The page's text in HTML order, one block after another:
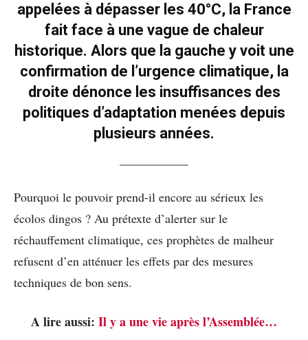
appelées à dépasser les 40°C, la France
fait face à une vague de chaleur
historique. Alors que la gauche y voit une
confirmation de l’urgence climatique, la
droite dénonce les insuffisances des
politiques d’adaptation menées depuis
plusieurs années.
Pourquoi le pouvoir prend-il encore au sérieux les
écolos dingos ? Au prétexte d’alerter sur le
réchauffement climatique, ces prophètes de malheur
refusent d’en atténuer les effets par des mesures
techniques de bon sens.
A lire aussi: Il y a une vie après l’Assemblée…